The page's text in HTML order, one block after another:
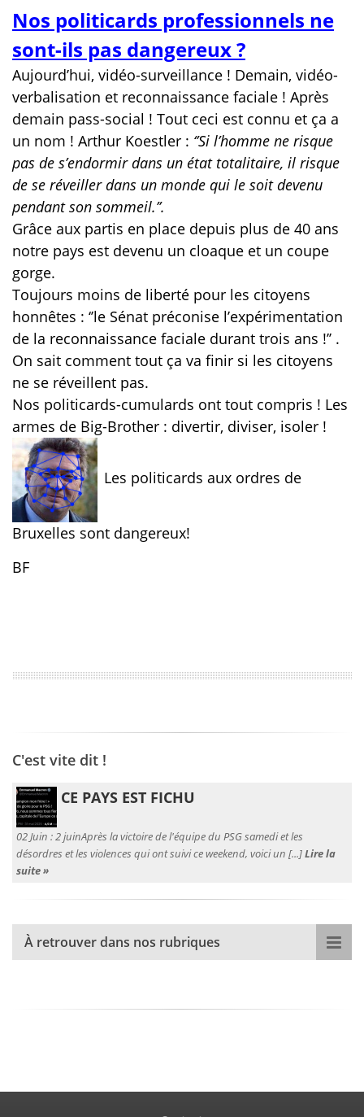
Nos politicards professionnels ne
sont-ils pas dangereux ?
Aujourd’hui, vidéo-surveillance ! Demain, vidéo-
verbalisation et reconnaissance faciale ! Après
demain pass-social ! Tout ceci est connu et ça a
un nom ! Arthur Koestler : ‘’Si l’homme ne risque
pas de s’endormir dans un état totalitaire, il risque
de se réveiller dans un monde qui le soit devenu
pendant son sommeil.’’.
Grâce aux partis en place depuis plus de 40 ans
notre pays est devenu un cloaque et un coupe
gorge.
Toujours moins de liberté pour les citoyens
honnêtes : ‘’le Sénat préconise l’expérimentation
de la reconnaissance faciale durant trois ans !’’ .
On sait comment tout ça va finir si les citoyens
ne se réveillent pas.
Nos politicards-cumulards ont tout compris ! Les
armes de Big-Brother : divertir, diviser, isoler !
Les politicards aux ordres de
Bruxelles sont dangereux!
BF
C'est vite dit !
CE PAYS EST FICHU
02 Juin :2 juinAprès la victoire de l'équipe du PSG samedi et les
désordres et les violences qui ont suivi ce weekend, voici un [...]Lire la
suite »
À retrouver dans nos rubriques